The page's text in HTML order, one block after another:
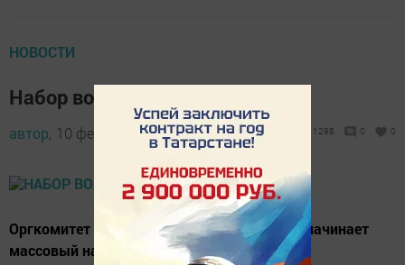
НОВОСТИ
Набор волонтеров начался
автор, 10 февраля 2012 - 07:00 1298 0 0
Оргкомитет Олимпийских игр «Сочи-2014» начинает
массовый набор волонтеров.